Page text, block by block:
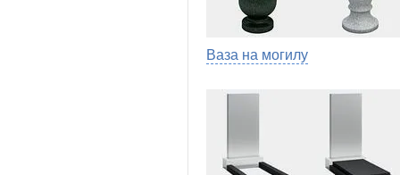
Ваза на могилу